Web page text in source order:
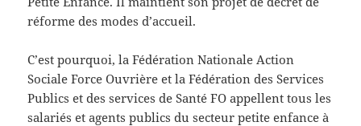
réforme des modes d’accueil.
C’est pourquoi, la Fédération Nationale Action
Sociale Force Ouvrière et la Fédération des Services
Publics et des services de Santé FO appellent tous les
salariés et agents publics du secteur petite enfance à